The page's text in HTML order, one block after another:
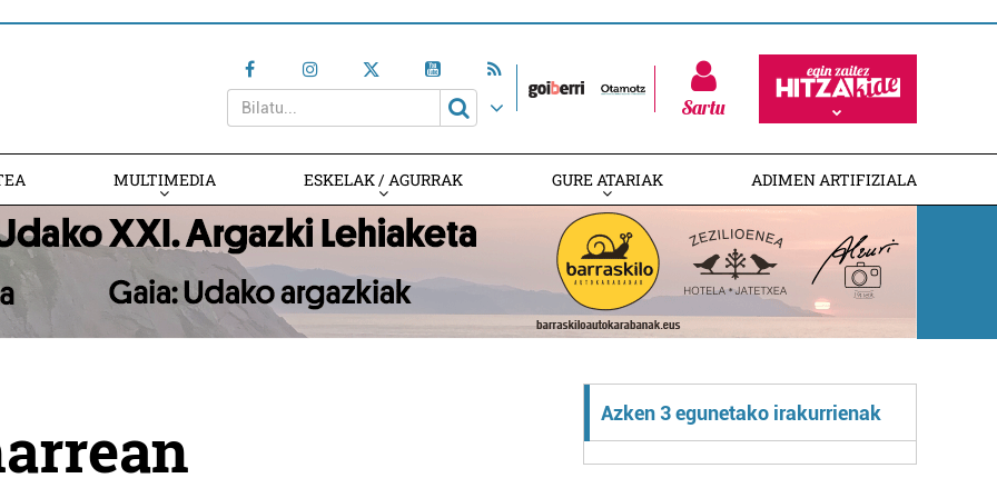
Sartu
MULTIMEDIA ESKELAK / AGURRAK GURE ATARIAK ADIMEN ARTIFIZIALA
Azken 3 egunetako irakurrienak